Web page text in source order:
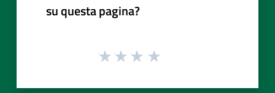
su questa pagina?